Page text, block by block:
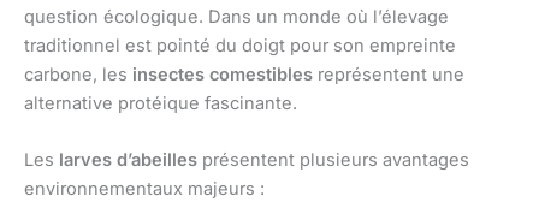
question écologique. Dans un monde où l’élevage
traditionnel est pointé du doigt pour son empreinte
carbone, les insectes comestibles représentent une
alternative protéique fascinante.
Les larves d’abeilles présentent plusieurs avantages
environnementaux majeurs :